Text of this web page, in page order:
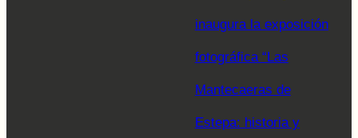
inaugura la exposición
fotográfica “Las
Mantecaeras de
Estepa: historia y